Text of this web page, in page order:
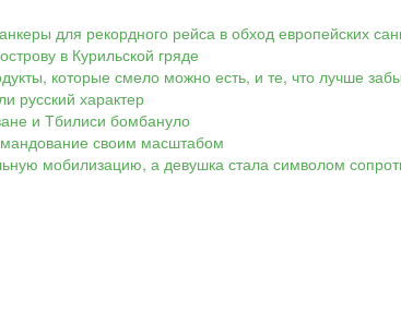
для рекордного рейса в обход европейских
в Курильской гряде
которые смело можно есть, и те, что лучше
русский характер
и Тбилиси бомбануло
своим масштабом
мобилизацию, а девушка стала символом